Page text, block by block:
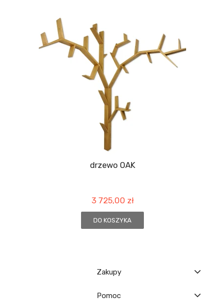
drzewo OAK
3 725,00 zł
DO KOSZYKA
Zakupy
Pomoc